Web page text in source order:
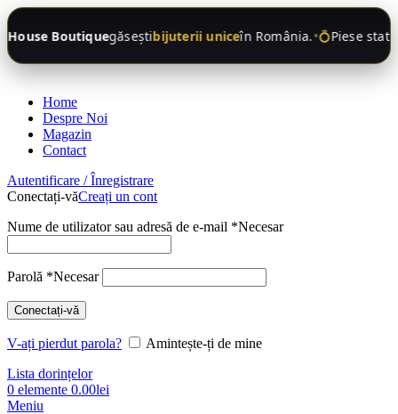
House Boutiquegăseștibijuterii uniceîn România.•💍Piese
Home
Despre Noi
Magazin
Contact
Autentificare / Înregistrare
Conectați-văCreați un cont
Nume de utilizator sau adresă de e-mail *Necesar
Parolă *Necesar
Conectați-vă
V-ați pierdut parola?
Amintește-ți de mine
Lista dorințelor
0 elemente 0.00lei
Meniu